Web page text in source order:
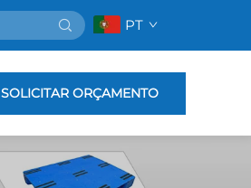
PT
SOLICITAR ORÇAMENTO